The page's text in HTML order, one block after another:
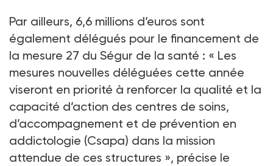
Par ailleurs, 6,6 millions d’euros sont
également délégués pour le financement de
la mesure 27 du Ségur de la santé : « Les
mesures nouvelles déléguées cette année
viseront en priorité à renforcer la qualité et la
capacité d’action des centres de soins,
d’accompagnement et de prévention en
addictologie (Csapa) dans la mission
attendue de ces structures », précise le